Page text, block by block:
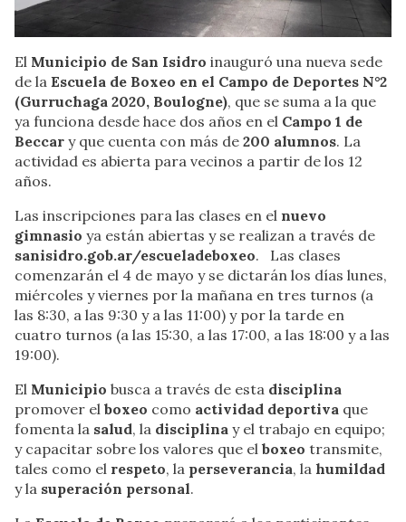
El Municipio de San Isidro inauguró una nueva sede
de la Escuela de Boxeo en el Campo de Deportes N°2
(Gurruchaga 2020, Boulogne), que se suma a la que
ya funciona desde hace dos años en el Campo 1 de
Beccar y que cuenta con más de 200 alumnos. La
actividad es abierta para vecinos a partir de los 12
años.
Las inscripciones para las clases en el nuevo
gimnasio ya están abiertas y se realizan a través de
sanisidro.gob.ar/escueladeboxeo. Las clases
comenzarán el 4 de mayo y se dictarán los días lunes,
miércoles y viernes por la mañana en tres turnos (a
las 8:30, a las 9:30 y a las 11:00) y por la tarde en
cuatro turnos (a las 15:30, a las 17:00, a las 18:00 y a las
19:00).
El Municipio busca a través de esta disciplina
promover el boxeo como actividad deportiva que
fomenta la salud, la disciplina y el trabajo en equipo;
y capacitar sobre los valores que el boxeo transmite,
tales como el respeto, la perseverancia, la humildad
y la superación personal.